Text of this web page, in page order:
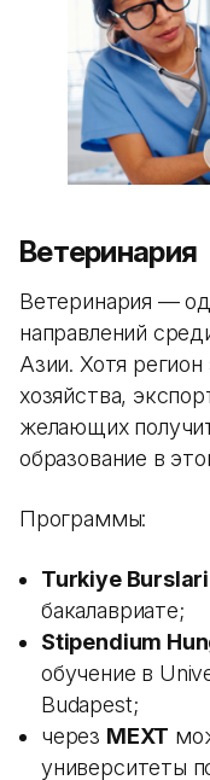
Ветеринария
Ветеринария —
направлений
Азии. Хотя регион
хозяйства,
желающих
образование в
Программы:
Turkiye Burslari
бакалавриате;
Stipendium
обучение в
Budapest;
через MEXT
университеты